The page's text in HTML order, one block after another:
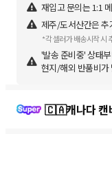
재입고 문의는 1:1
제주/도서산간은 추
*각 셀러가 배송시작 시
'발송 준비중' 상태
현지/해외 반품비가
🇨🇦캐나다 캔